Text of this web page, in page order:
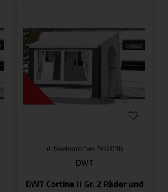
Artikelnummer: 902036
DWT
DWT Cortina II Gr. 2 Räder und